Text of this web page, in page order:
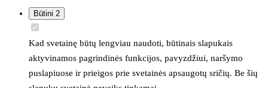
Būtini 2
Kad svetainę būtų lengviau naudoti, būtinais slapukais
aktyvinamos pagrindinės funkcijos, pavyzdžiui, naršymo
puslapiuose ir prieigos prie svetainės apsaugotų sričių. Be šių